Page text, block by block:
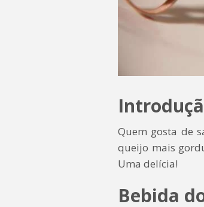
Quem gosta de
queijo mais
Uma delícia!
Bebida